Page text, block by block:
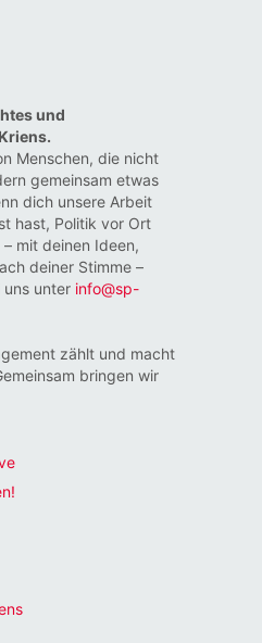
und
Menschen, die nicht
gemeinsam etwas
dich unsere Arbeit
hast, Politik vor Ort
mit deinen Ideen,
deiner Stimme –
unter info@sp-
zählt und macht
bringen wir